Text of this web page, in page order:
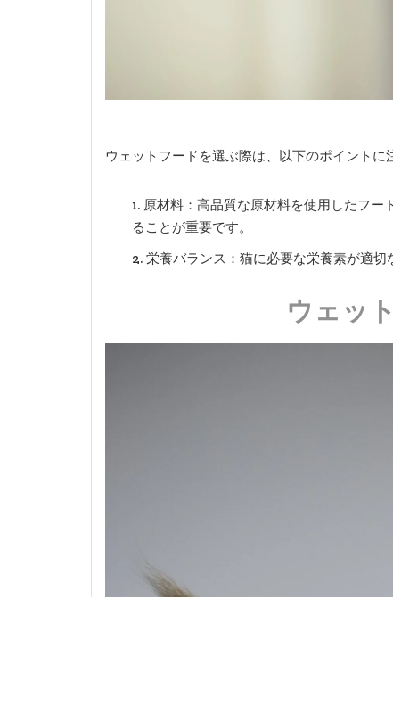
ウェットフードを選ぶ際は、以下のポイントに
原材料：高品質な原材料を使用したフー
ることが重要です。
栄養バランス：猫に必要な栄養素が適切
ウェッ